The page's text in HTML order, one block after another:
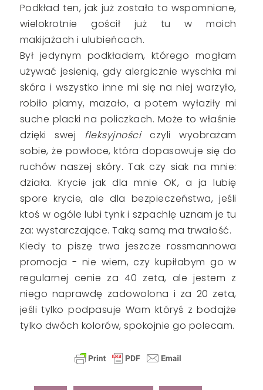
Podkład ten, jak już zostało to wspomniane,
wielokrotnie gościł już tu w moich
makijażach i ulubieńcach.
Był jedynym podkładem, którego mogłam
używać jesienią, gdy alergicznie wyschła mi
skóra i wszystko inne mi się na niej warzyło,
robiło plamy, mazało, a potem wyłaziły mi
suche placki na policzkach. Może to właśnie
dzięki swej fleksyjnościczyli wyobrażam
sobie, że powłoce, która dopasowuje się do
ruchów naszej skóry. Tak czy siak na mnie:
działa. Krycie jak dla mnie OK, a ja lubię
spore krycie, ale dla bezpieczeństwa, jeśli
ktoś w ogóle lubi tynk i szpachlę uznam je tu
za: wystarczające. Taką samą ma trwałość.
Kiedy to piszę trwa jeszcze rossmannowa
promocja - nie wiem, czy kupiłabym go w
regularnej cenie za 40 zeta, ale jestem z
niego naprawdę zadowolona i za 20 zeta,
jeśli tylko podpasuje Wam któryś z bodajże
tylko dwóch kolorów, spokojnie go polecam.